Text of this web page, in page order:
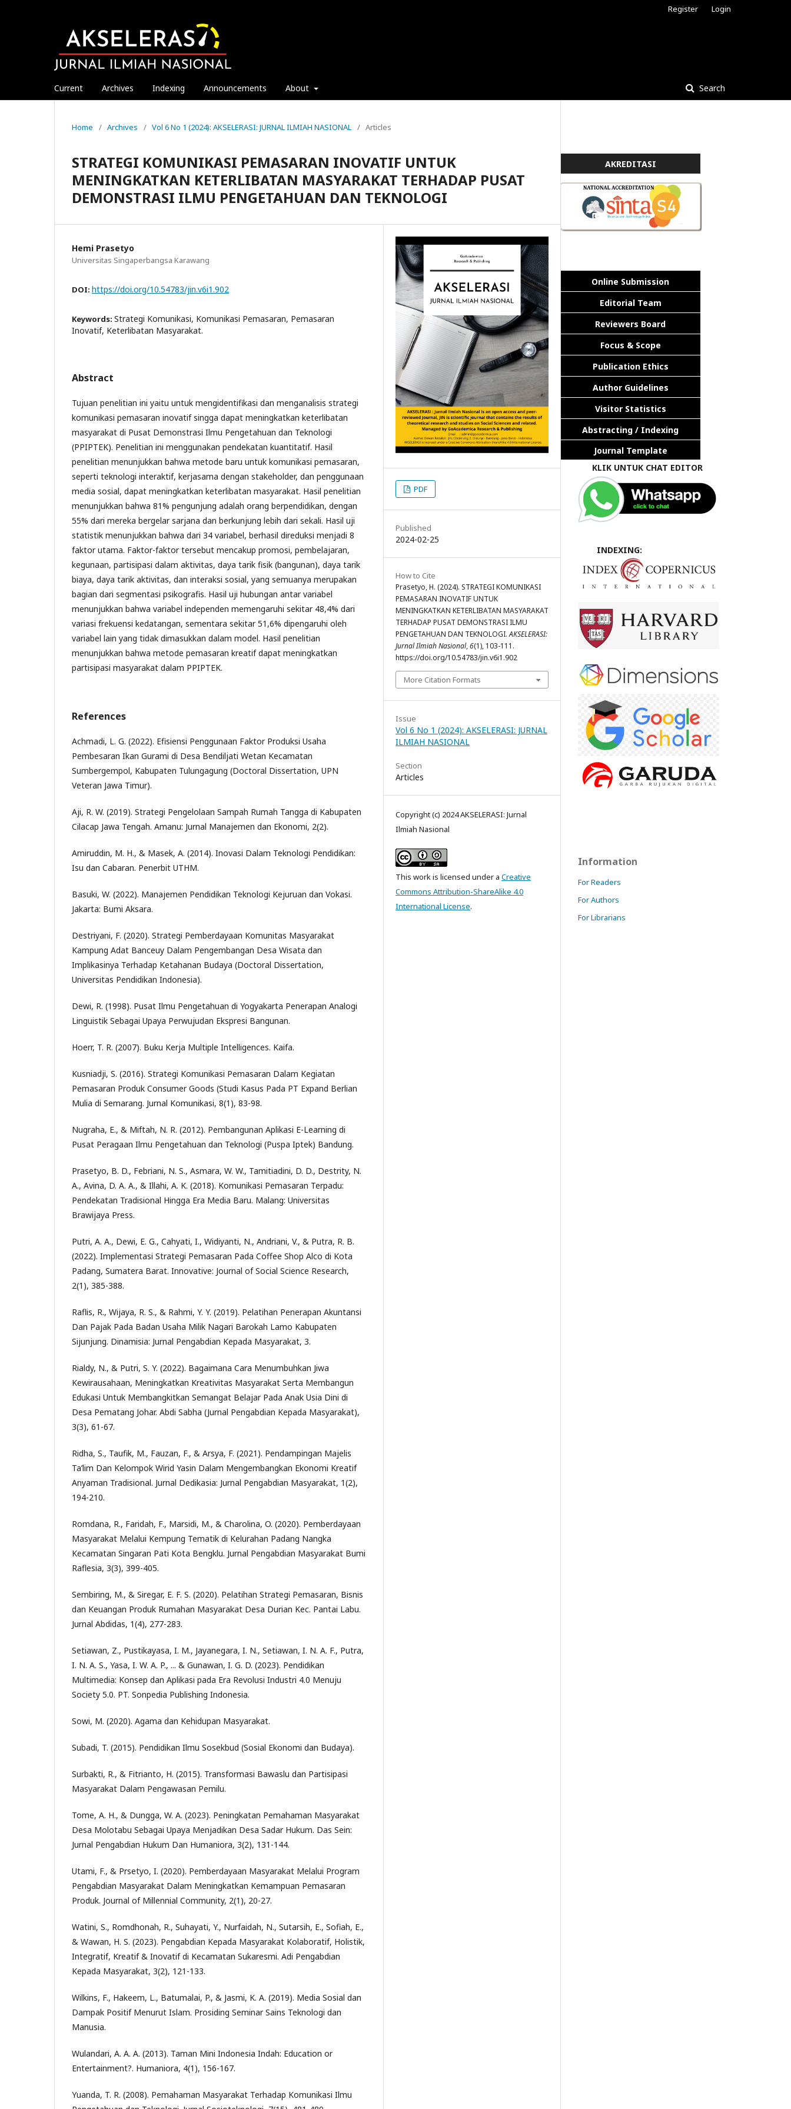
Current Archives Indexing Announcements About Search
Register Login
Home / Archives / Vol 6 No 1 (2024): AKSELERASI: JURNAL ILMIAH NASIONAL / Articles
STRATEGI KOMUNIKASI PEMASARAN INOVATIF UNTUK
MENINGKATKAN KETERLIBATAN MASYARAKAT TERHADAP PUSAT
DEMONSTRASI ILMU PENGETAHUAN DAN TEKNOLOGI
Hemi Prasetyo
Universitas Singaperbangsa Karawang
DOI: https://doi.org/10.54783/jin.v6i1.902
Keywords: Strategi Komunikasi, Komunikasi Pemasaran, Pemasaran
Inovatif, Keterlibatan Masyarakat.
Abstract
Tujuan penelitian ini yaitu untuk mengidentifikasi dan menganalisis strategi
komunikasi pemasaran inovatif singga dapat meningkatkan keterlibatan
masyarakat di Pusat Demonstrasi Ilmu Pengetahuan dan Teknologi
(PPIPTEK). Penelitian ini menggunakan pendekatan kuantitatif. Hasil
penelitian menunjukkan bahwa metode baru untuk komunikasi pemasaran,
seperti teknologi interaktif, kerjasama dengan stakeholder, dan penggunaan
media sosial, dapat meningkatkan keterlibatan masyarakat. Hasil penelitian
menunjukkan bahwa 81% pengunjung adalah orang berpendidikan, dengan
55% dari mereka bergelar sarjana dan berkunjung lebih dari sekali. Hasil uji
statistik menunjukkan bahwa dari 34 variabel, berhasil direduksi menjadi 8
faktor utama. Faktor-faktor tersebut mencakup promosi, pembelajaran,
kegunaan, partisipasi dalam aktivitas, daya tarik fisik (bangunan), daya tarik
biaya, daya tarik aktivitas, dan interaksi sosial, yang semuanya merupakan
bagian dari segmentasi psikografis. Hasil uji hubungan antar variabel
menunjukkan bahwa variabel independen memengaruhi sekitar 48,4% dari
variasi frekuensi kedatangan, sementara sekitar 51,6% dipengaruhi oleh
variabel lain yang tidak dimasukkan dalam model. Hasil penelitian
menunjukkan bahwa metode pemasaran kreatif dapat meningkatkan
partisipasi masyarakat dalam PPIPTEK.
References
Achmadi, L. G. (2022). Efisiensi Penggunaan Faktor Produksi Usaha
Pembesaran Ikan Gurami di Desa Bendiljati Wetan Kecamatan
Sumbergempol, Kabupaten Tulungagung (Doctoral Dissertation, UPN
Veteran Jawa Timur).
Aji, R. W. (2019). Strategi Pengelolaan Sampah Rumah Tangga di Kabupaten
Cilacap Jawa Tengah. Amanu: Jurnal Manajemen dan Ekonomi, 2(2).
Amiruddin, M. H., & Masek, A. (2014). Inovasi Dalam Teknologi Pendidikan:
Isu dan Cabaran. Penerbit UTHM.
Basuki, W. (2022). Manajemen Pendidikan Teknologi Kejuruan dan Vokasi.
Jakarta: Bumi Aksara.
Destriyani, F. (2020). Strategi Pemberdayaan Komunitas Masyarakat
Kampung Adat Banceuy Dalam Pengembangan Desa Wisata dan
Implikasinya Terhadap Ketahanan Budaya (Doctoral Dissertation,
Universitas Pendidikan Indonesia).
Dewi, R. (1998). Pusat Ilmu Pengetahuan di Yogyakarta Penerapan Analogi
Linguistik Sebagai Upaya Perwujudan Ekspresi Bangunan.
Hoerr, T. R. (2007). Buku Kerja Multiple Intelligences. Kaifa.
Kusniadji, S. (2016). Strategi Komunikasi Pemasaran Dalam Kegiatan
Pemasaran Produk Consumer Goods (Studi Kasus Pada PT Expand Berlian
Mulia di Semarang. Jurnal Komunikasi, 8(1), 83-98.
Nugraha, E., & Miftah, N. R. (2012). Pembangunan Aplikasi E-Learning di
Pusat Peragaan Ilmu Pengetahuan dan Teknologi (Puspa Iptek) Bandung.
Prasetyo, B. D., Febriani, N. S., Asmara, W. W., Tamitiadini, D. D., Destrity, N.
A., Avina, D. A. A., & Illahi, A. K. (2018). Komunikasi Pemasaran Terpadu:
Pendekatan Tradisional Hingga Era Media Baru. Malang: Universitas
Brawijaya Press.
Putri, A. A., Dewi, E. G., Cahyati, I., Widiyanti, N., Andriani, V., & Putra, R. B.
(2022). Implementasi Strategi Pemasaran Pada Coffee Shop Alco di Kota
Padang, Sumatera Barat. Innovative: Journal of Social Science Research,
2(1), 385-388.
Raflis, R., Wijaya, R. S., & Rahmi, Y. Y. (2019). Pelatihan Penerapan Akuntansi
Dan Pajak Pada Badan Usaha Milik Nagari Barokah Lamo Kabupaten
Sijunjung. Dinamisia: Jurnal Pengabdian Kepada Masyarakat, 3.
Rialdy, N., & Putri, S. Y. (2022). Bagaimana Cara Menumbuhkan Jiwa
Kewirausahaan, Meningkatkan Kreativitas Masyarakat Serta Membangun
Edukasi Untuk Membangkitkan Semangat Belajar Pada Anak Usia Dini di
Desa Pematang Johar. Abdi Sabha (Jurnal Pengabdian Kepada Masyarakat),
3(3), 61-67.
Ridha, S., Taufik, M., Fauzan, F., & Arsya, F. (2021). Pendampingan Majelis
Ta’lim Dan Kelompok Wirid Yasin Dalam Mengembangkan Ekonomi Kreatif
Anyaman Tradisional. Jurnal Dedikasia: Jurnal Pengabdian Masyarakat, 1(2),
194-210.
Romdana, R., Faridah, F., Marsidi, M., & Charolina, O. (2020). Pemberdayaan
Masyarakat Melalui Kempung Tematik di Kelurahan Padang Nangka
Kecamatan Singaran Pati Kota Bengklu. Jurnal Pengabdian Masyarakat Bumi
Raflesia, 3(3), 399-405.
Sembiring, M., & Siregar, E. F. S. (2020). Pelatihan Strategi Pemasaran, Bisnis
dan Keuangan Produk Rumahan Masyarakat Desa Durian Kec. Pantai Labu.
Jurnal Abdidas, 1(4), 277-283.
Setiawan, Z., Pustikayasa, I. M., Jayanegara, I. N., Setiawan, I. N. A. F., Putra,
I. N. A. S., Yasa, I. W. A. P., ... & Gunawan, I. G. D. (2023). Pendidikan
Multimedia: Konsep dan Aplikasi pada Era Revolusi Industri 4.0 Menuju
Society 5.0. PT. Sonpedia Publishing Indonesia.
Sowi, M. (2020). Agama dan Kehidupan Masyarakat.
Subadi, T. (2015). Pendidikan Ilmu Sosekbud (Sosial Ekonomi dan Budaya).
Surbakti, R., & Fitrianto, H. (2015). Transformasi Bawaslu dan Partisipasi
Masyarakat Dalam Pengawasan Pemilu.
Tome, A. H., & Dungga, W. A. (2023). Peningkatan Pemahaman Masyarakat
Desa Molotabu Sebagai Upaya Menjadikan Desa Sadar Hukum. Das Sein:
Jurnal Pengabdian Hukum Dan Humaniora, 3(2), 131-144.
Utami, F., & Prsetyo, I. (2020). Pemberdayaan Masyarakat Melalui Program
Pengabdian Masyarakat Dalam Meningkatkan Kemampuan Pemasaran
Produk. Journal of Millennial Community, 2(1), 20-27.
Watini, S., Romdhonah, R., Suhayati, Y., Nurfaidah, N., Sutarsih, E., Sofiah, E.,
& Wawan, H. S. (2023). Pengabdian Kepada Masyarakat Kolaboratif, Holistik,
Integratif, Kreatif & Inovatif di Kecamatan Sukaresmi. Adi Pengabdian
Kepada Masyarakat, 3(2), 121-133.
Wilkins, F., Hakeem, L., Batumalai, P., & Jasmi, K. A. (2019). Media Sosial dan
Dampak Positif Menurut Islam. Prosiding Seminar Sains Teknologi dan
Manusia.
Wulandari, A. A. A. (2013). Taman Mini Indonesia Indah: Education or
Entertainment?. Humaniora, 4(1), 156-167.
Yuanda, T. R. (2008). Pemahaman Masyarakat Terhadap Komunikasi Ilmu
PDF
Published
2024-02-25
How to Cite
Prasetyo, H. (2024). STRATEGI KOMUNIKASI
PEMASARAN INOVATIF UNTUK
MENINGKATKAN KETERLIBATAN MASYARAKAT
TERHADAP PUSAT DEMONSTRASI ILMU
PENGETAHUAN DAN TEKNOLOGI.AKSELERASI:
Jurnal Ilmiah Nasional,6(1), 103-111.
https://doi.org/10.54783/jin.v6i1.902
More Citation Formats
Issue
Vol 6 No 1 (2024): AKSELERASI: JURNAL
ILMIAH NASIONAL
Section
Articles
Copyright (c) 2024 AKSELERASI: Jurnal
Ilmiah Nasional
This work is licensed under a Creative
Commons Attribution-ShareAlike 4.0
International License.
AKREDITASI
Online Submission
Editorial Team
Reviewers Board
Focus & Scope
Publication Ethics
Author Guidelines
Visitor Statistics
Abstracting / Indexing
Journal Template
KLIK UNTUK CHAT EDITOR
INDEXING:
Information
For Readers
For Authors
For Librarians